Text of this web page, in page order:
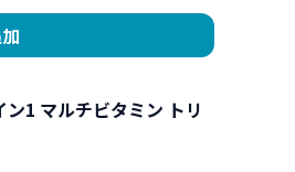
1 マルチビタミン トリ